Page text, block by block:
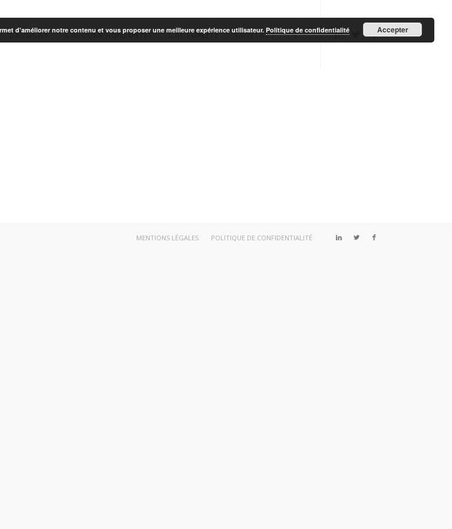
L’AVOCAT L’ACCOMPAGNEMENT L’ACTUALITÉ CONTACT
MENTIONS LÉGALES POLITIQUE DE CONFIDENTIALITÉ
d'améliorer notre contenu et vous proposer une meilleure expérience utilisateur. Politique de confidentialité Accepter